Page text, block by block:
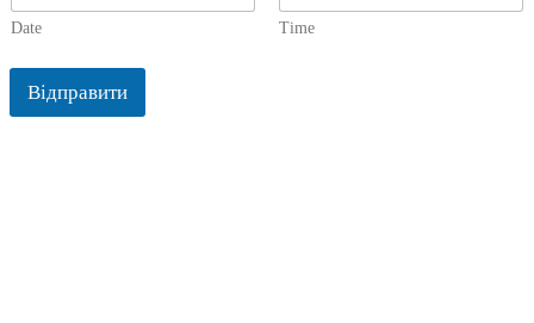
Date Time
Відправити